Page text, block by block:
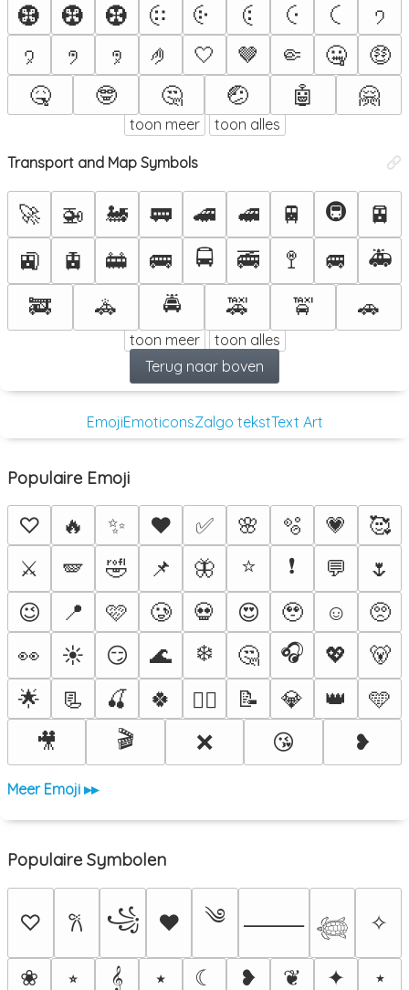
🤀 🤁 🤂 🤃 🤄 🤅 🤆 🤇
🤈
🤉
🤊 🤋 🤌 🤍 🤎 🤏 🤐
🤑
🤒
🤓 🤔 🤕 🤖 🤗
toon meer toon alles
Transport and Map Symbols
🚀 🚁 🚂 🚃 🚄 🚅 🚆 🚇
🚈
🚉
🚊 🚋 🚌 🚍 🚎 🚏 🚐
🚑
🚒
🚓 🚔 🚕 🚖 🚗
toon meer
toon alles
Terug naar boven
EmojiEmoticonsZalgo tekstText Art
Populaire Emoji
♡ 🔥 ✨ ❤️ ✅ 🌸 🫧 💗
🥰
⚔️
🪽 🤣 📌 🦋 ⭐ ❗ 💬
🌷
😉
📍 🩷 🥲 💀 😍 🥹 ☺️
🥺
👀
☀️ 😏 🌊 ❄️ 🤔 🎧 💖
🐻
🌟
📃 🍒 🍀 ❤️‍🔥 📝 💎 👑
🩵
🎥
🎬 ❌ 😘 ❥
Meer Emoji ▸▸
Populaire Symbolen
♡ 𐙚 ꧁ ♥ ༄ ⸻ 𓆉 ✧
❀ ⭒ 𝄞 ⭑ ☾ ❥ ❦ ✦ ⋆